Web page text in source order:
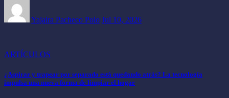
Yajaira Pacheco Polo Jul 10, 2026
ARTÍCULOS
¿Aspirar y trapear por separado está quedando atrás? La tecnología
impulsa una nueva forma de limpiar el hogar